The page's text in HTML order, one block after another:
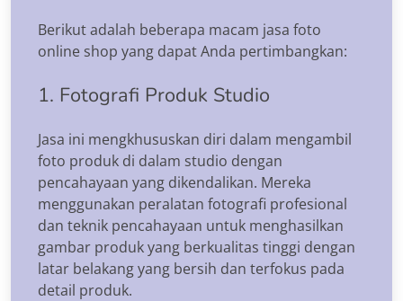
Berikut adalah beberapa macam jasa foto
online shop yang dapat Anda pertimbangkan:
1. Fotografi Produk Studio
Jasa ini mengkhususkan diri dalam mengambil
foto produk di dalam studio dengan
pencahayaan yang dikendalikan. Mereka
menggunakan peralatan fotografi profesional
dan teknik pencahayaan untuk menghasilkan
gambar produk yang berkualitas tinggi dengan
latar belakang yang bersih dan terfokus pada
detail produk.